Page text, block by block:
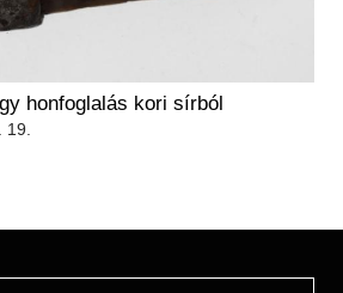
honfoglalás kori sírból